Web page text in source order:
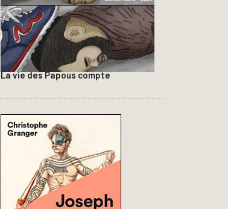
La vie des Papous compte